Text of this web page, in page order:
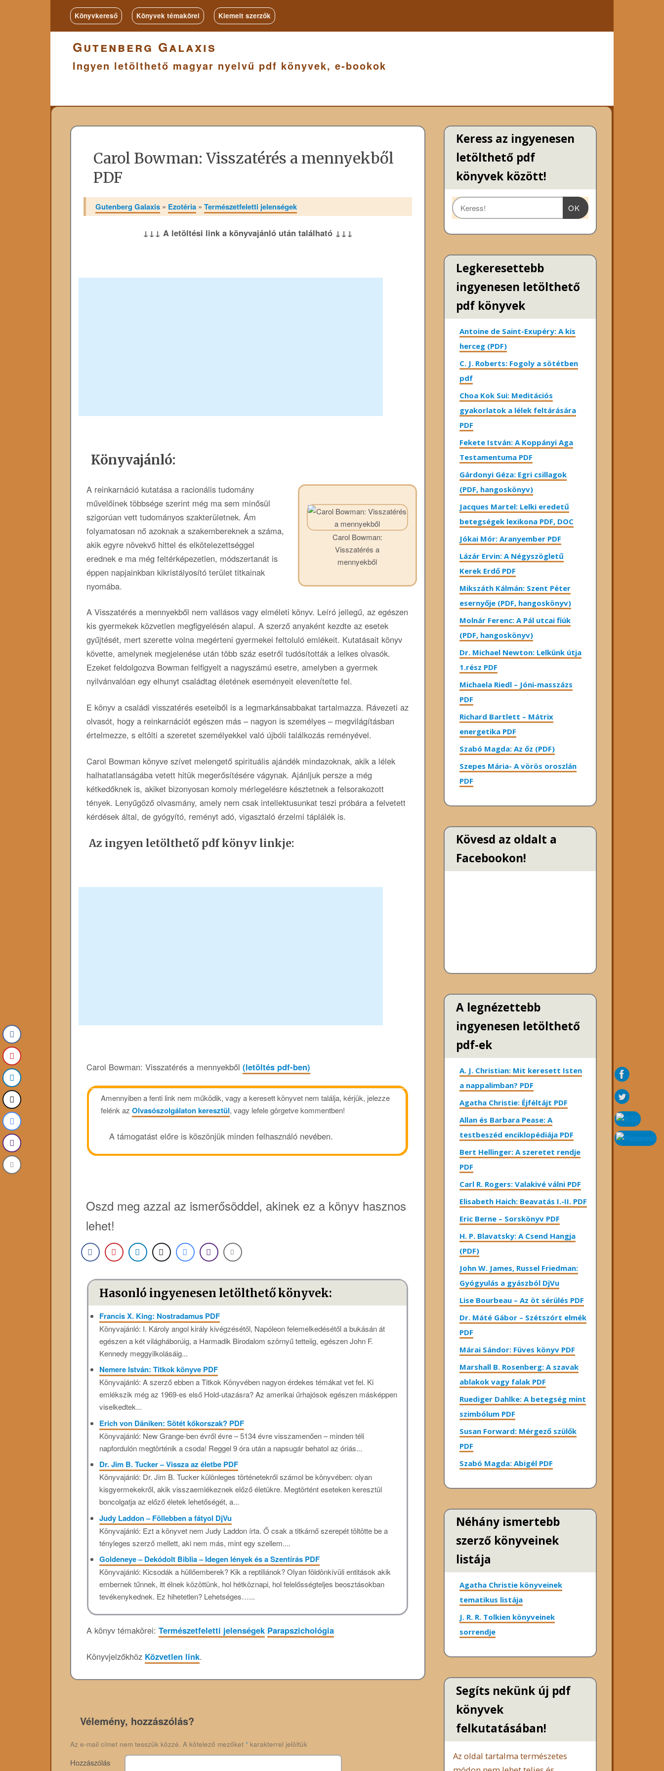
Könyvkereső Könyvek témakörei Kiemelt szerzők
Gutenberg Galaxis
Ingyen letölthető magyar nyelvű pdf könyvek, e-bookok
Carol Bowman: Visszatérés a mennyekből
PDF
Gutenberg Galaxis » Ezotéria »Természetfeletti jelenségek
↓↓↓ A letöltési link a könyvajánló után található ↓↓↓
Könyvajánló:
Carol Bowman:
Visszatérés a
mennyekből
A reinkarnáció kutatása a racionális tudomány
művelőinek többsége szerint még ma sem minősül
szigorúan vett tudományos szakterületnek. Ám
folyamatosan nő azoknak a szakembereknek a száma,
akik egyre növekvő hittel és elkötelezettséggel
erednek e ma még feltérképezetlen, módszertanát is
éppen napjainkban kikristályosító terület titkainak
nyomába.
A Visszatérés a mennyekből nem vallásos vagy elméleti könyv. Leíró jellegű, az egészen
kis gyermekek közvetlen megfigyelésén alapul. A szerző anyaként kezdte az esetek
gyűjtését, mert szerette volna megérteni gyermekei feltoluló emlékeit. Kutatásait könyv
követte, amelynek megjelenése után több száz esetről tudósították a lelkes olvasók.
Ezeket feldolgozva Bowman felfigyelt a nagyszámú esetre, amelyben a gyermek
nyilvánvalóan egy elhunyt családtag életének eseményeit elevenítette fel.
E könyv a családi visszatérés eseteiből is a legmarkánsabbakat tartalmazza. Rávezeti az
olvasót, hogy a reinkarnációt egészen más – nagyon is személyes – megvilágításban
értelmezze, s eltölti a szeretet személyekkel való újbóli találkozás reményével.
Carol Bowman könyve szívet melengető spirituális ajándék mindazoknak, akik a lélek
halhatatlanságába vetett hitük megerősítésére vágynak. Ajánljuk persze a még
kétkedőknek is, akiket bizonyosan komoly mérlegelésre késztetnek a felsorakozott
tények. Lenyűgöző olvasmány, amely nem csak intellektusunkat teszi próbára a felvetett
kérdések által, de gyógyító, reményt adó, vigasztaló érzelmi táplálék is.
Az ingyen letölthető pdf könyv linkje:
Carol Bowman: Visszatérés a mennyekből (letöltés pdf-ben)
Amennyiben a fenti link nem működik, vagy a keresett könyvet nem találja, kérjük, jelezze
felénk azOlvasószolgálaton keresztül, vagy lefele görgetve kommentben!
A támogatást előre is köszönjük minden felhasználó nevében.
Oszd meg azzal az ismerősöddel, akinek ez a könyv hasznos
lehet!
Hasonló ingyenesen letölthető könyvek:
Francis X. King: Nostradamus PDF
Könyvajánló: I. Károly angol király kivégzésétől, Napóleon felemelkedésétől a bukásán át
egészen a két világháborúig, a Harmadik Birodalom szörnyű tetteiig, egészen John F.
Kennedy meggyilkolásáig...
Nemere István: Titkok könyve PDF
Könyvajánló: A szerző ebben a Titkok Könyvében nagyon érdekes témákat vet fel. Ki
emlékszik még az 1969-es első Hold-utazásra? Az amerikai űrhajósok egészen másképpen
viselkedtek...
Erich von Däniken: Sötét kőkorszak? PDF
Könyvajánló: New Grange-ben évről évre – 5134 évre visszamenően – minden téli
napfordulón megtörténik a csoda! Reggel 9 óra után a napsugár behatol az óriás...
Dr. Jim B. Tucker – Vissza az életbe PDF
Könyvajánló: Dr. Jim B. Tucker különleges történetekről számol be könyvében: olyan
kisgyermekekről, akik visszaemlékeznek előző életükre. Megtörtént eseteken keresztül
boncolgatja az előző életek lehetőségét, a...
Judy Laddon – Föllebben a fátyol DjVu
Könyvajánló: Ezt a könyvet nem Judy Laddon írta. Ő csak a titkárnő szerepét töltötte be a
tényleges szerző mellett, aki nem más, mint egy szellem....
Goldeneye – Dekódolt Biblia – Idegen lények és a Szentírás PDF
Könyvajánló: Kicsodák a hüllőemberek? Kik a reptiliánok? Olyan földönkívüli entitások akik
embernek tűnnek, itt élnek közöttünk, hol hétköznapi, hol felelősségteljes beosztásokban
tevékenykednek. Ez hihetetlen? Lehetséges…...
A könyv témakörei: Természetfeletti jelenségek Parapszichológia
Könyvjelzőkhöz Közvetlen link.
Vélemény, hozzászólás?
Az e-mail címet nem tesszük közzé. A kötelező mezőket *karakterrel jelöltük
Hozzászólás
Keress az ingyenesen
letölthető pdf
könyvek között!
OK
Legkeresettebb
ingyenesen letölthető
pdf könyvek
Antoine de Saint-Exupéry: A kis
herceg (PDF)
C. J. Roberts: Fogoly a sötétben
pdf
Choa Kok Sui: Meditációs
gyakorlatok a lélek feltárására
PDF
Fekete István: A Koppányi Aga
Testamentuma PDF
Gárdonyi Géza: Egri csillagok
(PDF, hangoskönyv)
Jacques Martel: Lelki eredetű
betegségek lexikona PDF, DOC
Jókai Mór: Aranyember PDF
Lázár Ervin: A Négyszögletű
Kerek Erdő PDF
Mikszáth Kálmán: Szent Péter
esernyője (PDF, hangoskönyv)
Molnár Ferenc: A Pál utcai fiúk
(PDF, hangoskönyv)
Dr. Michael Newton: Lelkünk útja
1.rész PDF
Michaela Riedl – Jóni-masszázs
PDF
Richard Bartlett – Mátrix
energetika PDF
Szabó Magda: Az őz (PDF)
Szepes Mária- A vörös oroszlán
PDF
Kövesd az oldalt a
Facebookon!
A legnézettebb
ingyenesen letölthető
pdf-ek
A. J. Christian: Mit keresett Isten
a nappalimban? PDF
Agatha Christie: Éjféltájt PDF
Allan és Barbara Pease: A
testbeszéd enciklopédiája PDF
Bert Hellinger: A ​szeretet rendje
PDF
Carl R. Rogers: Valakivé válni PDF
Elisabeth Haich: Beavatás I.-II. PDF
Eric Berne – Sorskönyv PDF
H. P. Blavatsky: A Csend Hangja
(PDF)
John W. James, Russel Friedman:
Gyógyulás a gyászból DjVu
Lise Bourbeau – Az öt sérülés PDF
Dr. Máté Gábor – Szétszórt elmék
PDF
Márai Sándor: Füves könyv PDF
Marshall B. Rosenberg: A szavak
ablakok vagy falak PDF
Ruediger Dahlke: A betegség mint
szimbólum PDF
Susan Forward: Mérgező szülők
PDF
Szabó Magda: Abigél PDF
Néhány ismertebb
szerző könyveinek
listája
Agatha Christie könyveinek
tematikus listája
J. R. R. Tolkien könyveinek
sorrendje
Segíts nekünk új pdf
könyvek
felkutatásában!
Az oldal tartalma természetes